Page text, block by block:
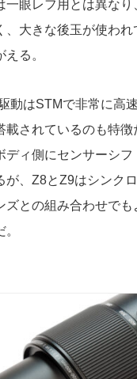
一眼レフ用とは異な
、大きな後玉が使われ
る。
動はSTMで非常に高
載されているのも特徴
ディ側にセンサーシ
が、Z8とZ9はシンク
ズとの組み合わせで